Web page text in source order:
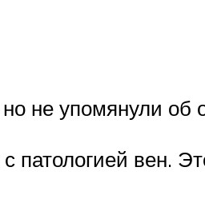
не упомянули об
вен.